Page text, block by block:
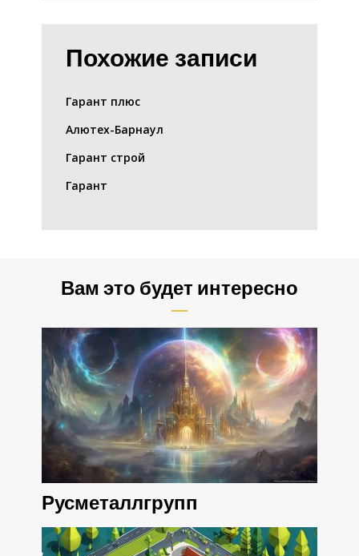
Похожие записи
Гарант плюс
Алютех-Барнаул
Гарант строй
Гарант
Вам это будет интересно
Русметаллгрупп